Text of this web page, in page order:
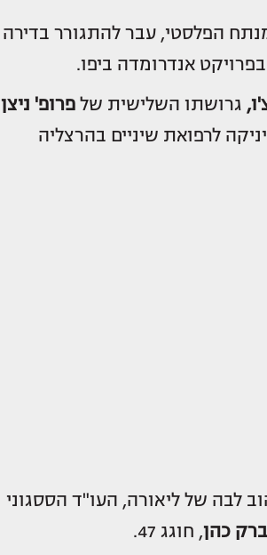
הפלסטי, עבר להתגורר בדירה
אנדרומדה ביפו.
גרושתו השלישית של פרופ' ניצן
לרפואת שיניים בהרצליה
לבה של ליאורה, העו"ד הססגוני
ברק כהן, חוגג 47.